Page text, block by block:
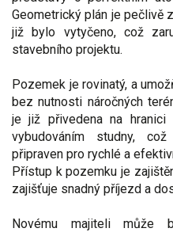
Geometrický plán je pečlivě
již bylo vytyčeno, což
stavebního projektu.
Pozemek je rovinatý, a
bez nutnosti náročných
je již přivedena na
vybudováním studny,
připraven pro rychlé a
Přístup k pozemku je
zajišťuje snadný příjezd a
Novému majiteli může